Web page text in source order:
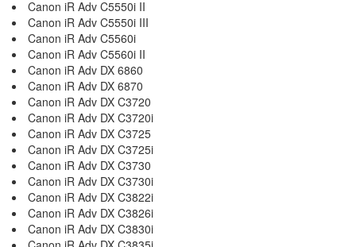
Canon iR Adv C5550i II
Canon iR Adv C5550i III
Canon iR Adv C5560i
Canon iR Adv C5560i II
Canon iR Adv DX 6860
Canon iR Adv DX 6870
Canon iR Adv DX C3720
Canon iR Adv DX C3720i
Canon iR Adv DX C3725
Canon iR Adv DX C3725i
Canon iR Adv DX C3730
Canon iR Adv DX C3730i
Canon iR Adv DX C3822i
Canon iR Adv DX C3826i
Canon iR Adv DX C3830i